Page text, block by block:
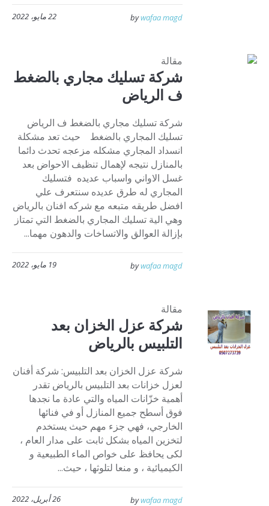
22 مايو، 2022 bywafaa magd
مقالة
شركة تسليك مجاري بالضغط
ف الرياض
شركة تسليك مجاري بالضغط ف الرياض
تسليك المجاري بالضغط حيث تعد مشكلة
انسداد المجاري مشكله مزعجه تحدث دائما
بالمنازل نتيجه لإهمال تنظيف الاحواض بعد
غسل الاواني واسباب عديده فتسليك
المجاري له طرق عديده سنتعرف علي
افضل طريقه متبعه مع شركه افنان بالرياض
وهي الية تسليك المجاري بالضغط التي تمتاز
بإزالة العوالق والاتساخات والدهون مهما...
19 مايو، 2022 bywafaa magd
مقالة
شركة عزل الخزان بعد
التلبيس بالرياض
شركة عزل الخزان بعد التلبيس: شركة أفنان
لعزل خزانات بعد التلبيس بالرياض تقدر
أهمية خزّانات المياه والتي عادة ما نجدها
فوق أسطح جميع المنازل أو في فنائها
الخارجي، فهي جزء مهم حيث يستخدم
لتخزين المياه بشكل ثابت على مدار العام ،
لكى يحافظ على خواص الماء الطبيعية و
الكيميائية ، و منعا لتلوثها ، حيث...
26 أبريل، 2022 bywafaa magd